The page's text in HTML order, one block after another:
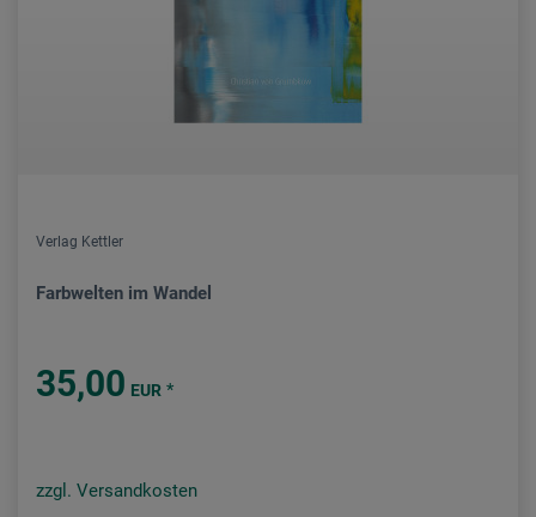
Verlag Kettler
Farbwelten im Wandel
35,00 EUR *
zzgl. Versandkosten